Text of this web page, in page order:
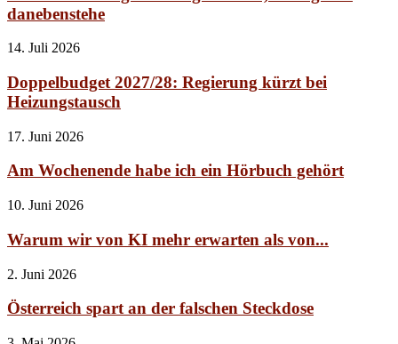
danebenstehe
14. Juli 2026
Doppelbudget 2027/28: Regierung kürzt bei
Heizungstausch
17. Juni 2026
Am Wochenende habe ich ein Hörbuch gehört
10. Juni 2026
Warum wir von KI mehr erwarten als von...
2. Juni 2026
Österreich spart an der falschen Steckdose